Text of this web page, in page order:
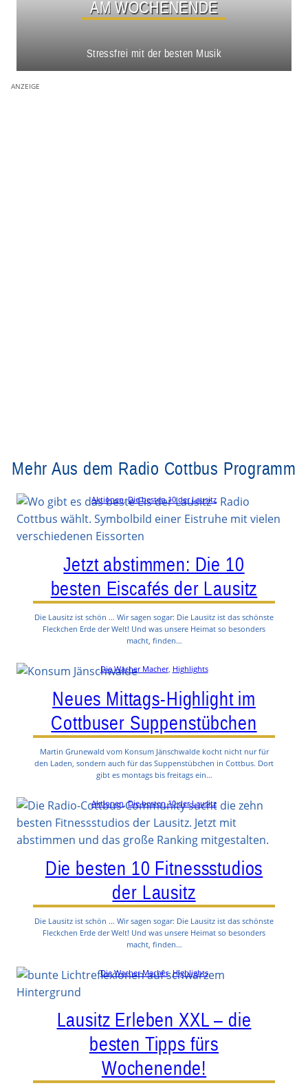
AM WOCHENENDE
Stressfrei mit der besten Musik
Mehr Aus dem Radio Cottbus Programm
Aktionen, Die besten 10 der Lausitz
Jetzt abstimmen: Die 10
besten Eiscafés der Lausitz
Die Lausitz ist schön … Wir sagen sogar: Die Lausitz ist das schönste
Fleckchen Erde der Welt! Und was unsere Heimat so besonders
macht, finden…
Die Wacher Macher, Highlights
Neues Mittags-Highlight im
Cottbuser Suppenstübchen
Martin Grunewald vom Konsum Jänschwalde kocht nicht nur für
den Laden, sondern auch für das Suppenstübchen in Cottbus. Dort
gibt es montags bis freitags ein…
Aktionen, Die besten 10 der Lausitz
Die besten 10 Fitnessstudios
der Lausitz
Die Lausitz ist schön … Wir sagen sogar: Die Lausitz ist das schönste
Fleckchen Erde der Welt! Und was unsere Heimat so besonders
macht, finden…
Die Wacher Macher, Highlights
Lausitz Erleben XXL – die
besten Tipps fürs
Wochenende!